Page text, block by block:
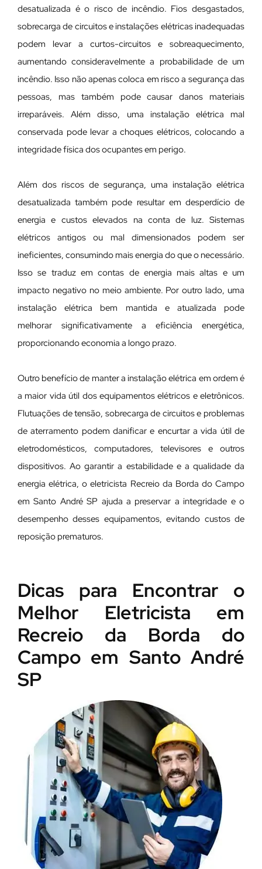
desatualizada é o risco de incêndio. Fios desgastados,
sobrecarga de circuitos e instalações elétricas inadequadas
podem levar a curtos-circuitos e sobreaquecimento,
aumentando consideravelmente a probabilidade de um
incêndio. Isso não apenas coloca em risco a segurança das
pessoas, mas também pode causar danos materiais
irreparáveis. Além disso, uma instalação elétrica mal
conservada pode levar a choques elétricos, colocando a
integridade física dos ocupantes em perigo.
Além dos riscos de segurança, uma instalação elétrica
desatualizada também pode resultar em desperdício de
energia e custos elevados na conta de luz. Sistemas
elétricos antigos ou mal dimensionados podem ser
ineficientes, consumindo mais energia do que o necessário.
Isso se traduz em contas de energia mais altas e um
impacto negativo no meio ambiente. Por outro lado, uma
instalação elétrica bem mantida e atualizada pode
melhorar significativamente a eficiência energética,
proporcionando economia a longo prazo.
Outro benefício de manter a instalação elétrica em ordem é
a maior vida útil dos equipamentos elétricos e eletrônicos.
Flutuações de tensão, sobrecarga de circuitos e problemas
de aterramento podem danificar e encurtar a vida útil de
eletrodomésticos, computadores, televisores e outros
dispositivos. Ao garantir a estabilidade e a qualidade da
energia elétrica, o eletricista Recreio da Borda do Campo
em Santo André SP ajuda a preservar a integridade e o
desempenho desses equipamentos, evitando custos de
reposição prematuros.
Dicas para Encontrar o
Melhor Eletricista em
Recreio da Borda do
Campo em Santo André
SP